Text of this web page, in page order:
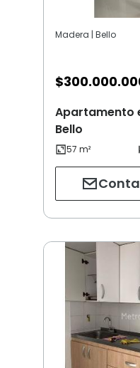
Madera | Bello
$
Apartamento
Bello